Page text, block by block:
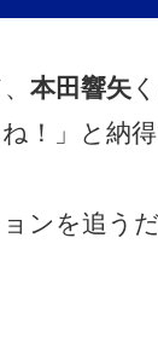
本田響矢
！」と納
ンを追う